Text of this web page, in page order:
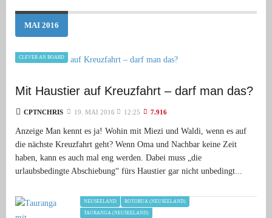
i
a
o
n
a
MAI 2016
CLEVER AN BOARD
Mit Haustier auf Kreuzfahrt – darf man das?
CPTNCHRIS 19. MAI 2016 12:25 7.916
Anzeige Man kennt es ja! Wohin mit Miezi und Waldi, wenn es auf
die nächste Kreuzfahrt geht? Wenn Oma und Nachbar keine Zeit
haben, kann es auch mal eng werden. Dabei muss „die
urlaubsbedingte Abschiebung“ fürs Haustier gar nicht unbedingt...
NEUSEELAND ROTORUA (NEUSEELAND)
TAURANGA (NEUSEELAND)